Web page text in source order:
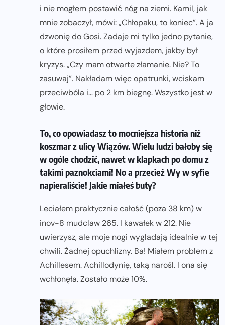
i nie mogłem postawić nóg na ziemi. Kamil, jak
mnie zobaczył, mówi: „Chłopaku, to koniec”. A ja
dzwonię do Gosi. Zadaje mi tylko jedno pytanie,
o które prosiłem przed wyjazdem, jakby był
kryzys. „Czy mam otwarte złamanie. Nie? To
zasuwaj”. Nakładam więc opatrunki, wciskam
przeciwbóla i… po 2 km biegnę. Wszystko jest w
głowie.
To, co opowiadasz to mocniejsza historia niż
koszmar z ulicy Wiązów. Wielu ludzi bałoby się
w ogóle chodzić, nawet w klapkach po domu z
takimi paznokciami! No a przecież Wy w syfie
napieraliście! Jakie miałeś buty?
Leciałem praktycznie całość (poza 38 km) w
inov-8 mudclaw 265. I kawałek w 212. Nie
uwierzysz, ale moje nogi wygladają idealnie w tej
chwili. Żadnej opuchlizny. Ba! Miałem problem z
Achillesem. Achillodynię, taką narośl. I ona się
wchłonęła. Zostało może 10%.